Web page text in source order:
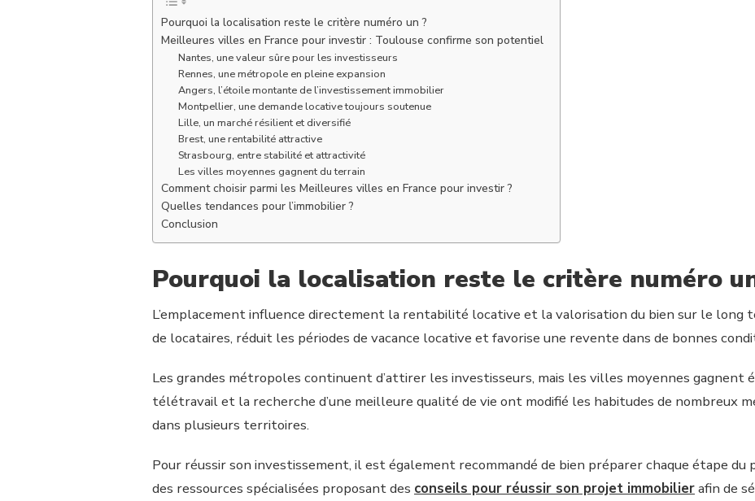
Pourquoi la localisation reste le critère numéro un ?
Meilleures villes en France pour investir : Toulouse confirme son potentiel
Nantes, une valeur sûre pour les investisseurs
Rennes, une métropole en pleine expansion
Angers, l’étoile montante de l’investissement immobilier
Montpellier, une demande locative toujours soutenue
Lille, un marché résilient et diversifié
Brest, une rentabilité attractive
Strasbourg, entre stabilité et attractivité
Les villes moyennes gagnent du terrain
Comment choisir parmi les Meilleures villes en France pour investir ?
Quelles tendances pour l’immobilier ?
Conclusion
Pourquoi la localisation reste le critère numéro
L’emplacement influence directement la rentabilité locative et la valorisation du bien sur le
de locataires, réduit les périodes de vacance locative et favorise une revente dans de bonnes
Les grandes métropoles continuent d’attirer les investisseurs, mais les villes moyennes gagnent
télétravail et la recherche d’une meilleure qualité de vie ont modifié les habitudes de nombreux
dans plusieurs territoires.
Pour réussir son investissement, il est également recommandé de bien préparer chaque étape
des ressources spécialisées proposant des conseils pour réussir son projet immobilierafin de